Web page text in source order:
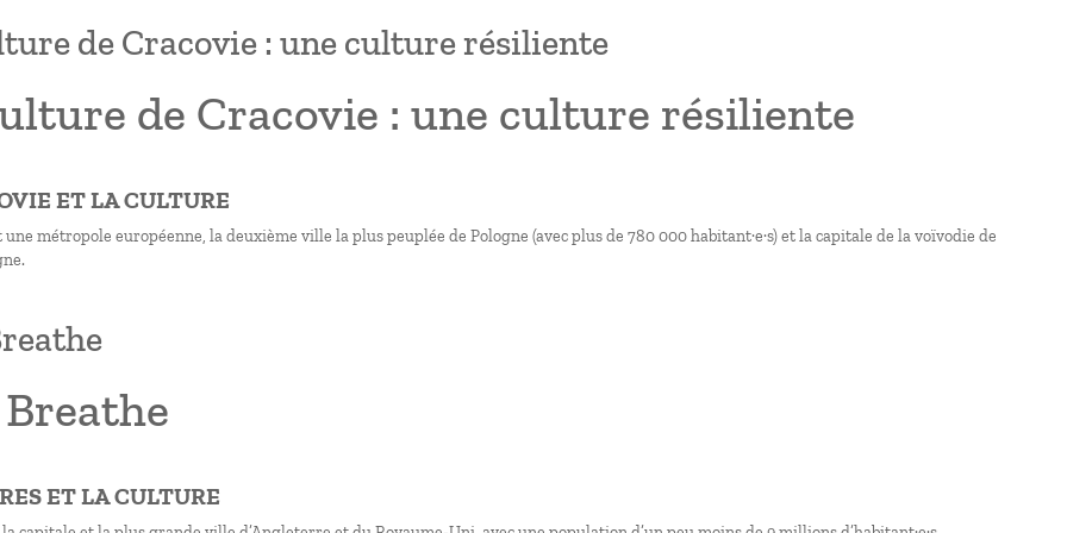
de Cracovie : une culture résiliente
de Cracovie : une culture résiliente
ET LA CULTURE
une métropole européenne, la deuxième ville la plus peuplée de Pologne (avec plus de 780 000 habitant·e·s) et la capitale de la voïvodie de
ET LA CULTURE